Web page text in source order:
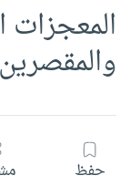
المعجزات
والمقصرين
حفظ